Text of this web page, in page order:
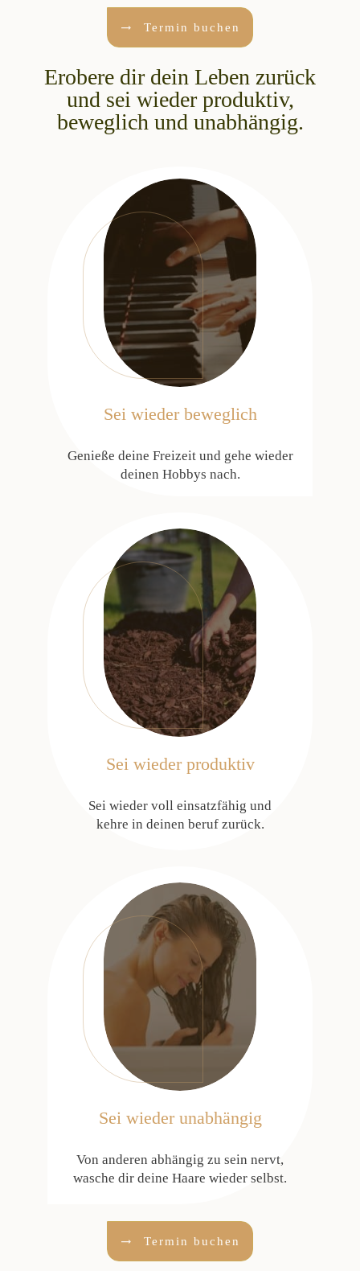
Termin buchen
Erobere dir dein Leben zurück
und sei wieder produktiv,
beweglich und unabhängig.
Sei wieder beweglich
Genieße deine Freizeit und gehe wieder
deinen Hobbys nach.
Sei wieder produktiv
Sei wieder voll einsatzfähig und
kehre in deinen beruf zurück.
Sei wieder unabhängig
Von anderen abhängig zu sein nervt,
wasche dir deine Haare wieder selbst.
Termin buchen